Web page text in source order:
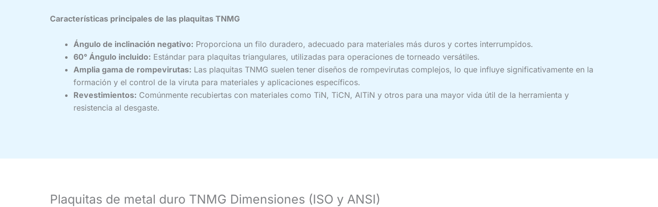
Características principales de las plaquitas TNMG
Ángulo de inclinación negativo: Proporciona un filo duradero, adecuado para materiales más duros y cortes interrumpidos.
60° Ángulo incluido: Estándar para plaquitas triangulares, utilizadas para operaciones de torneado versátiles.
Amplia gama de rompevirutas: Las plaquitas TNMG suelen tener diseños de rompevirutas complejos, lo que influye significativamente en la
formación y el control de la viruta para materiales y aplicaciones específicos.
Revestimientos: Comúnmente recubiertas con materiales como TiN, TiCN, AlTiN y otros para una mayor vida útil de la herramienta y
resistencia al desgaste.
Plaquitas de metal duro TNMG Dimensiones (ISO y ANSI)